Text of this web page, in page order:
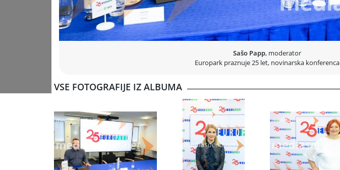
Sašo Papp, moderator
Europark praznuje 25 let, novinarska konferenca
VSE FOTOGRAFIJE IZ ALBUMA